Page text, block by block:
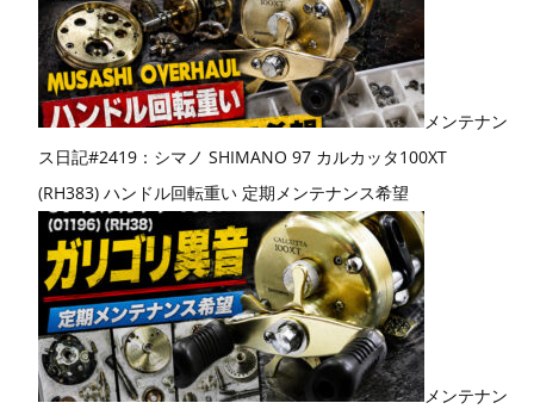
メンテナン
ス日記#2419：シマノ SHIMANO 97 カルカッタ100XT
(RH383) ハンドル回転重い 定期メンテナンス希望
メンテナン